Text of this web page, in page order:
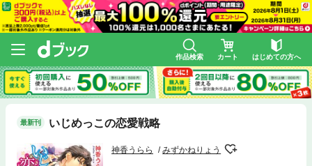
作品検索 カート はじめての方へ
最新刊 いじめっこの恋愛戦略
神香うらら みずかねりょう